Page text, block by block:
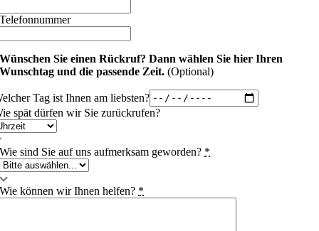
Telefonnummer
Wünschen Sie einen Rückruf? Dann wählen Sie hier Ihren
Wunschtag und die passende Zeit.(Optional)
Tag ist Ihnen am liebsten?
spät dürfen wir Sie zurückrufen?
Wie sind Sie auf uns aufmerksam geworden? *
Wie können wir Ihnen helfen? *